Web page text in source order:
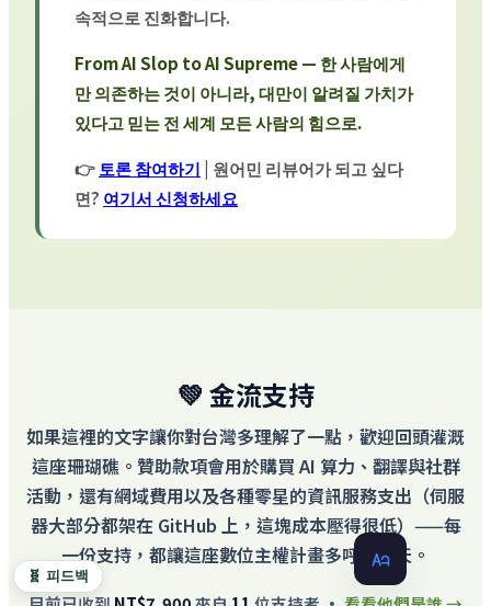
속적으로 진화합니다.
From AI Slop to AI Supreme — 한 사람에게
만 의존하는 것이 아니라, 대만이 알려질 가치가
있다고 믿는 전 세계 모든 사람의 힘으로.
👉 토론 참여하기 | 원어민 리뷰어가 되고 싶다
면? 여기서 신청하세요
💚 金流支持
如果這裡的文字讓你對台灣多理解了一點，歡迎回頭灌溉
這座珊瑚礁。贊助款項會用於購買 AI 算力、翻譯與社群
活動，還有網域費用以及各種零星的資訊服務支出（伺服
器大部分都架在 GitHub 上，這塊成本壓得很低）——每
一份支持，都讓這座數位主權計畫多呼吸一天。
🧬 피드백